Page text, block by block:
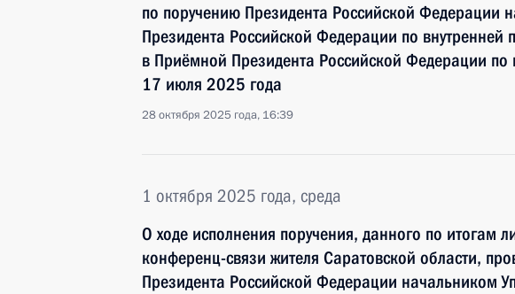
по поручению Президента Российской Федерации
Президента Российской Федерации по
в Приёмной Президента Российской Федерации
17 июля 2025 года
28 октября 2025 года, 16:39
1 октября 2025 года, среда
О ходе исполнения поручения, данного по итогам
конференц-связи жителя Саратовской области,
Президента Российской Федерации начальником